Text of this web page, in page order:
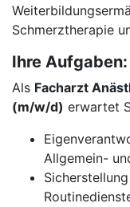
Schmerztherapie
Ihre Aufgaben:
Als Facharzt
(m/w/d) erwartet
Allgemein-